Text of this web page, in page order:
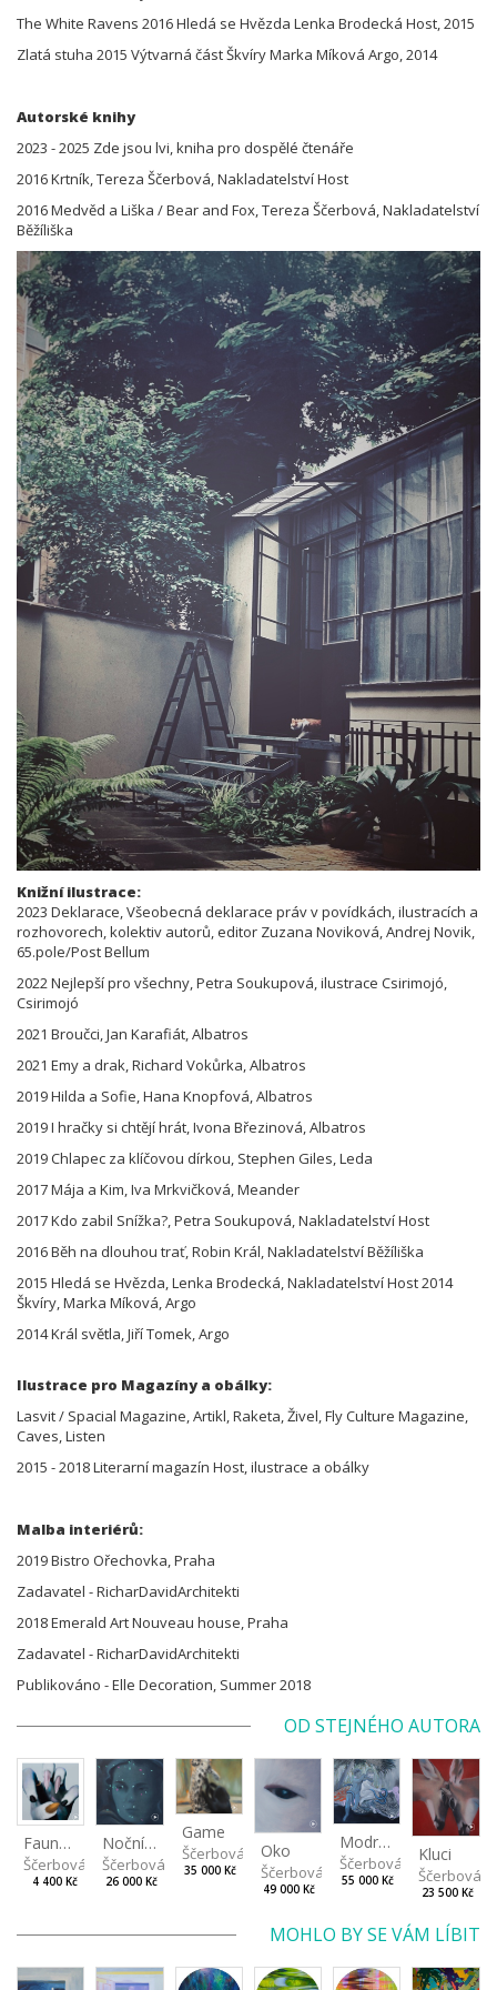
The White Ravens 2016 Hledá se Hvězda Lenka Brodecká Host, 2015
Zlatá stuha 2015 Výtvarná část Škvíry Marka Míková Argo, 2014
Autorské knihy
2023 - 2025 Zde jsou lvi, kniha pro dospělé čtenáře
2016 Krtník, Tereza Ščerbová, Nakladatelství Host
2016 Medvěd a Liška / Bear and Fox, Tereza Ščerbová, Nakladatelství
Běžíliška
Knižní ilustrace:
2023 Deklarace, Všeobecná deklarace práv v povídkách, ilustracích a
rozhovorech, kolektiv autorů, editor Zuzana Noviková, Andrej Novik,
65.pole/Post Bellum
2022 Nejlepší pro všechny, Petra Soukupová, ilustrace Csirimojó,
Csirimojó
2021 Broučci, Jan Karafiát, Albatros
2021 Emy a drak, Richard Vokůrka, Albatros
2019 Hilda a Sofie, Hana Knopfová, Albatros
2019 I hračky si chtějí hrát, Ivona Březinová, Albatros
2019 Chlapec za klíčovou dírkou, Stephen Giles, Leda
2017 Mája a Kim, Iva Mrkvičková, Meander
2017 Kdo zabil Snížka?, Petra Soukupová, Nakladatelství Host
2016 Běh na dlouhou trať, Robin Král, Nakladatelství Běžíliška
2015 Hledá se Hvězda, Lenka Brodecká, Nakladatelství Host 2014
Škvíry, Marka Míková, Argo
2014 Král světla, Jiří Tomek, Argo
Ilustrace pro Magazíny a obálky:
Lasvit / Spacial Magazine, Artikl, Raketa, Živel, Fly Culture Magazine,
Caves, Listen
2015 - 2018 Literarní magazín Host, ilustrace a obálky
Malba interiérů:
2019 Bistro Ořechovka, Praha
Zadavatel - RicharDavidArchitekti
2018 Emerald Art Nouveau house, Praha
Zadavatel - RicharDavidArchitekti
Publikováno - Elle Decoration, Summer 2018
OD STEJNÉHO AUTORA
Faunova tlapka
Ščerbová Tereza
4 400 Kč
Noční světla
Ščerbová Tereza
26 000 Kč
Game
Ščerbová Tereza
35 000 Kč
Oko
Ščerbová Tereza
49 000 Kč
Modrý had
Ščerbová Tereza
55 000 Kč
Kluci
Ščerbová
23 500 Kč
MOHLO BY SE VÁM LÍBIT